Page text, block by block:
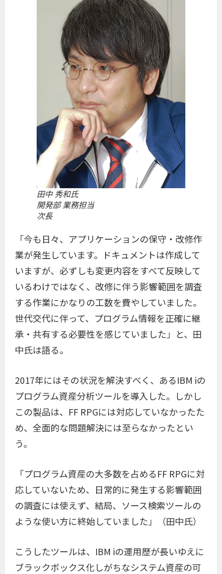
田中 秀和氏
開発部 業務担当
次長
「今も日々、アプリケーションの保守・改修作
業が発生しています。ドキュメントは作成して
いますが、必ずしも変更内容をすべて反映して
いるわけではなく、改修に伴う影響範囲を調査
する作業にかなりの工数を費やしていました。
世代交代に伴って、プログラム情報を正確に継
承・共有する必要性を感じていました」と、田
中氏は語る。
2017年にはその状況を解決すべく、あるIBM iの
プログラム資産分析ツールを導入した。しかし
この製品は、FF RPGには対応していなかったた
め、全面的な問題解決には至らなかったとい
う。
「プログラム資産の大多数を占めるFF RPGに対
応していないため、日常的に発生する影響範囲
の調査には使えず、結局、ソース検索ツールの
ような使い方に終始していました」（田中氏）
こうしたツールは、IBM iの運用歴が長いゆえに
ブラックボックス化しがちなシステム資産の可